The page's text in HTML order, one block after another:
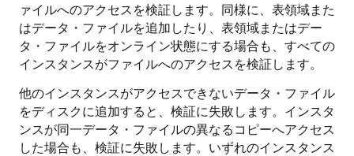
ァイルへのアクセスを検証します。同様に、表領域また
はデータ・ファイルを追加したり、表領域またはデー
タ・ファイルをオンライン状態にする場合も、すべての
インスタンスがファイルへのアクセスを検証します。
他のインスタンスがアクセスできないデータ・ファイル
をディスクに追加すると、検証に失敗します。インスタ
ンスが同一データ・ファイルの異なるコピーへアクセス
した場合も、検証に失敗します。いずれのインスタンス